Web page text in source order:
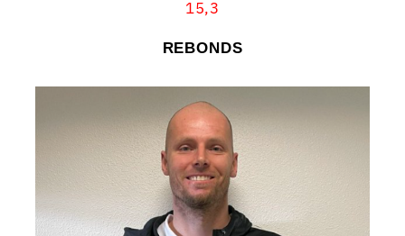
15,3
REBONDS